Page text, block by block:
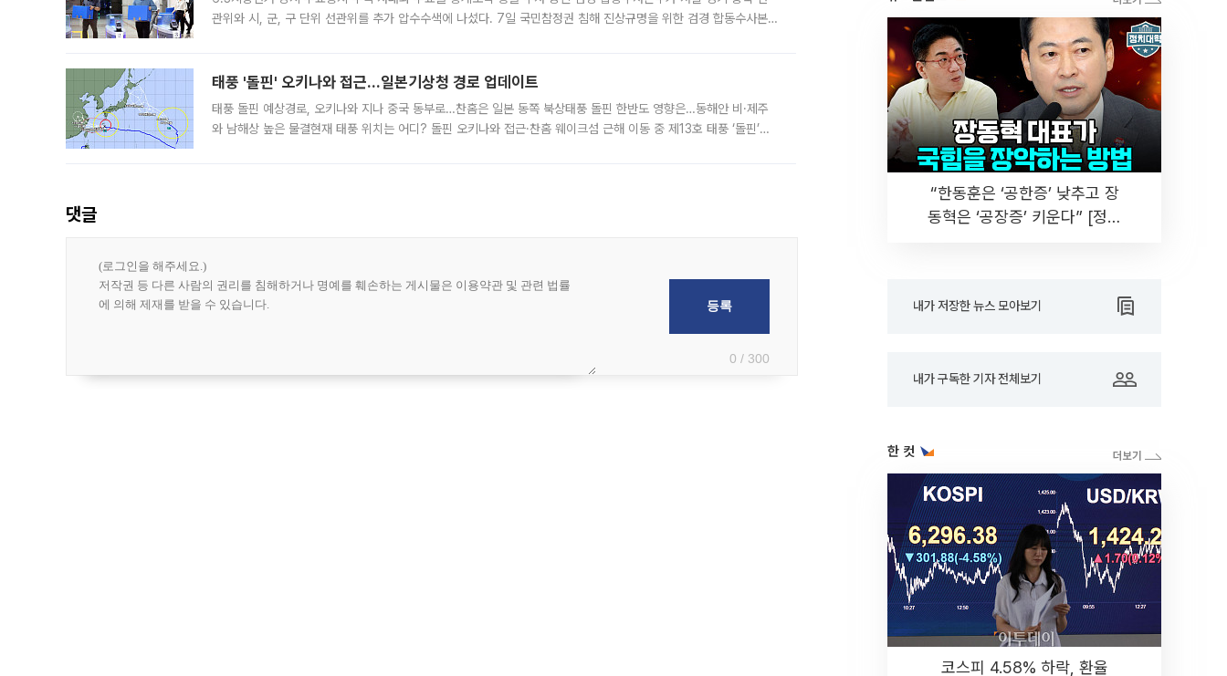
관위와 시, 군, 구 단위 선관위를 추가 압수수색에 나섰다. 7일 국민참정권 침해 진상규명을 위한 검경 합동수사본
태풍 '돌핀' 오키나와 접근…일본기상청 경로 업데이트
태풍 돌핀 예상경로, 오키나와 지나 중국 동부로…찬홈은 일본 동쪽 북상태풍 돌핀 한반도 영향은…동해안 비·제주
와 남해상 높은 물결현재 태풍 위치는 어디? 돌핀 오키나와 접근·찬홈 웨이크섬 근해 이동 중 제13호 태풍 ‘돌핀’이
댓글
0 / 300
“한동훈은 ‘공한증’ 낮추고 장
동혁은 ‘공장증’ 키운다” [정치
내가 저장한 뉴스 모아보기
내가 구독한 기자 전체보기
한 컷
코스피 4.58% 하락, 환율